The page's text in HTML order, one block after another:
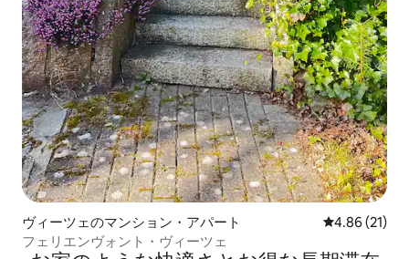
ヴィーツェのマンション・アパート レビュー21
4.86 (21)
フェリエンヴォント・ヴィーツェ